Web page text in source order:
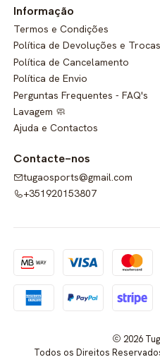
Informação
Termos e Condições
Política de Devoluções e Trocas
Política de Cancelamento
Política de Envio
Perguntas Frequentes - FAQ's
Lavagem 🧼
Ajuda e Contactos
Contacte-nos
tugaosports@gmail.com
+351920153807
2026
Todos os Direitos